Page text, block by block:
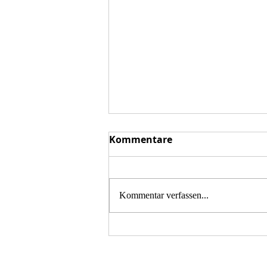
Moto Guzzi Treffen 2026 in
Kommentare
Kommentar verfassen...